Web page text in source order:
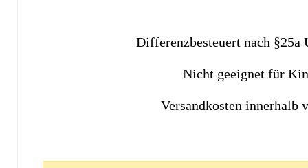
Differenzbesteuert nach
Nicht geeignet für
Versandkosten innerhalb